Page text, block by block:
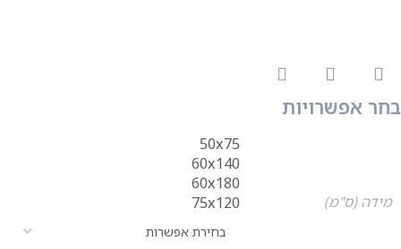
בחר אפשרויות
מידה (ס"מ)
50x75
60x140
60x180
75x120